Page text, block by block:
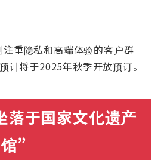
重隐私和高端体验的客户群
计将于2025年秋季开放预订。
于国家文化遗产
馆”